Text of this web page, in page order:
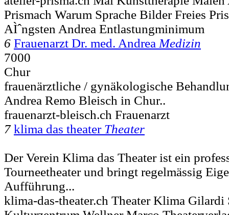
Prismach Warum Sprache Bilder Freies
AÌˆngsten Andrea Entlastungminimum
6 Frauenarzt Dr. med. Andrea Medizin
7000
Chur
frauenärztliche / gynäkologische
Andrea Remo Bleisch in Chur..
frauenarzt-bleisch.ch Frauenarzt
7 klima das theater Theater
Der Verein Klima das Theater ist ein
Tourneetheater und bringt regelmässig
Aufführung...
klima-das-theater.ch Theater Klima Gilardi